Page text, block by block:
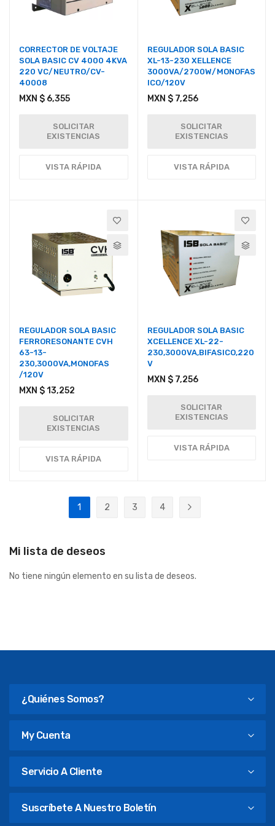
CORRECTOR DE VOLTAJE
SOLA BASIC CV 4000 4KVA
220 VC/NEUTRO/CV-
40008
MXN $ 6,355
SOLICITAR
EXISTENCIAS
VISTA RÁPIDA
REGULADOR SOLA BASIC
XL-13-230 XELLENCE
3000VA/2700W/MONOFAS
ICO/120V
MXN $ 7,256
SOLICITAR
EXISTENCIAS
VISTA RÁPIDA
REGULADOR SOLA BASIC
FERRORESONANTE CVH
63-13-
230,3000VA,MONOFAS
/120V
MXN $ 13,252
SOLICITAR
EXISTENCIAS
VISTA RÁPIDA
REGULADOR SOLA BASIC
XCELLENCE XL-22-
230,3000VA,BIFASICO,220
V
MXN $ 7,256
SOLICITAR
EXISTENCIAS
VISTA RÁPIDA
Página
Actualmente estás leyendo página
1
2
3
4
Mi lista de deseos
No tiene ningún elemento en su lista de deseos.
¿Quiénes Somos?
My Cuenta
Servicio A Cliente
Suscríbete A Nuestro Boletín